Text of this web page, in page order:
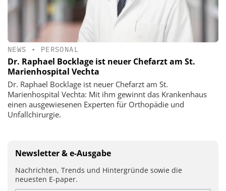
NEWS • PERSONAL
Dr. Raphael Bocklage ist neuer Chefarzt am St.
Marienhospital Vechta
Dr. Raphael Bocklage ist neuer Chefarzt am St.
Marienhospital Vechta: Mit ihm gewinnt das Krankenhaus
einen ausgewiesenen Experten für Orthopädie und
Unfallchirurgie.
Newsletter & e-Ausgabe
Nachrichten, Trends und Hintergründe sowie die
neuesten E-paper.